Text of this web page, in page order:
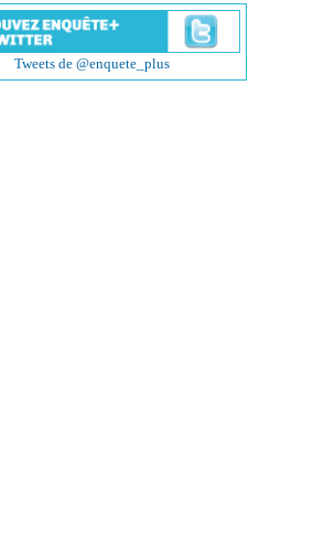
Tweets de @enquete_plus